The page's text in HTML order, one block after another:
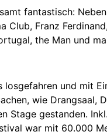
fantastisch:
Club, Franz
the Man und
und mit
wie Drangsaal,
Stage gestanden.
war mit 60.000